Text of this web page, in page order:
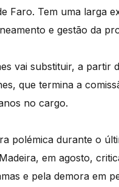
Faro. Tem uma larga
e gestão da
vai substituir, a partir
que termina a
no cargo.
polémica durante o
em agosto,
e pela demora em